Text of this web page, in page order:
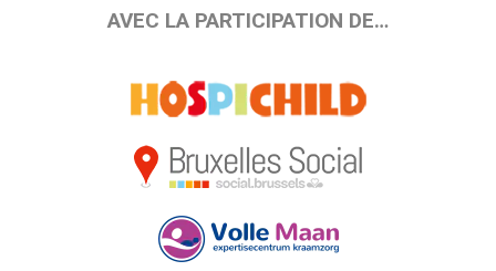
AVEC LA PARTICIPATION DE…